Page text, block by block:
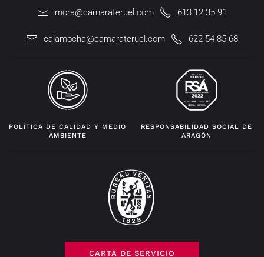
mora@camarateruel.com 613 12 35 91
calamocha@camarateruel.com 622 54 85 68
POLÍTICA DE CALIDAD Y MEDIO
AMBIENTE
RESPONSABILIDAD SOCIAL DE
ARAGÓN
CARTA DE SERVICIO